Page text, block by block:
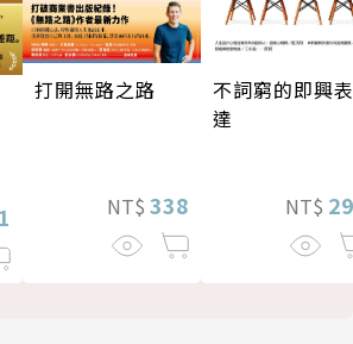
打開無路之路
NT$ 338
不詞窮的即興表
達
NT$